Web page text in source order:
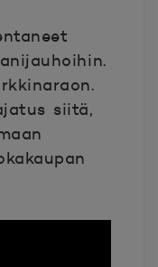
siitä,